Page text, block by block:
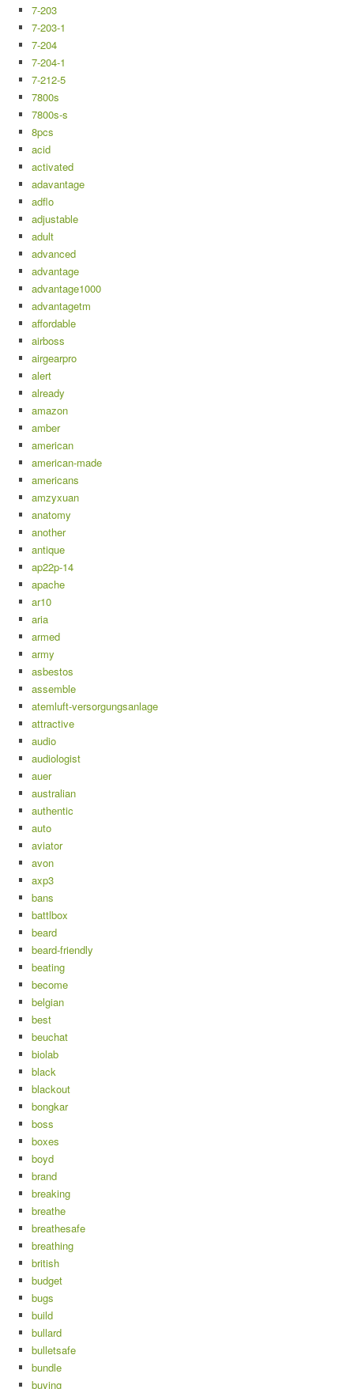
7-203
7-203-1
7-204
7-204-1
7-212-5
7800s
7800s-s
8pcs
acid
activated
adavantage
adflo
adjustable
adult
advanced
advantage
advantage1000
advantagetm
affordable
airboss
airgearpro
alert
already
amazon
amber
american
american-made
americans
amzyxuan
anatomy
another
antique
ap22p-14
apache
ar10
aria
armed
army
asbestos
assemble
atemluft-versorgungsanlage
attractive
audio
audiologist
auer
australian
authentic
auto
aviator
avon
axp3
bans
battlbox
beard
beard-friendly
beating
become
belgian
best
beuchat
biolab
black
blackout
bongkar
boss
boxes
boyd
brand
breaking
breathe
breathesafe
breathing
british
budget
bugs
build
bullard
bulletsafe
bundle
buying